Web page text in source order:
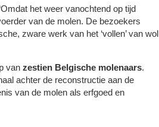
het weer vanochtend op tijd
van de molen. De bezoekers
zware werk van het ‘vollen’ van wol
van zestien Belgische molenaars.
achter de reconstructie aan de
van de molen als erfgoed en